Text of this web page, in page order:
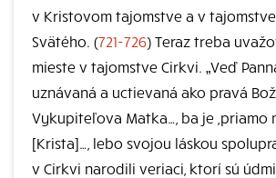
v Kristovom tajomstve a v tajomstve
Svätého. (721-726) Teraz treba
mieste v tajomstve Cirkvi. „Veď
uznávaná a uctievaná ako pravá
Vykupiteľova Matka…, ba je ,priamo
[Krista]…, lebo svojou láskou
v Cirkvi narodili veriaci, ktorí sú údmi